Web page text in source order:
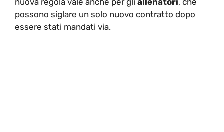
possono siglare un solo nuovo contratto dopo
essere stati mandati via.